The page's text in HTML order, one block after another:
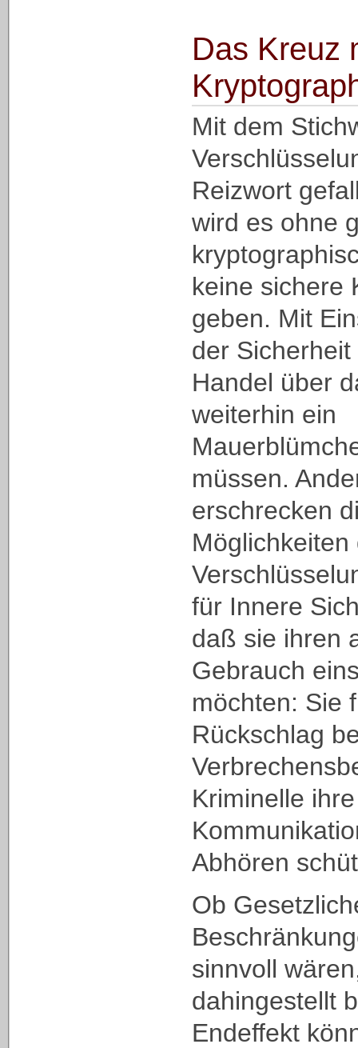
Das Kreuz
Mit dem
Reizwort
wird es ohne
keine sichere
geben. Mit
der
Handel über
weiterhin ein
müssen.
erschrecken
Möglichkeiten
für Innere
daß sie ihren
Gebrauch
möchten: Sie
Rückschlag
Kriminelle ihre
Abhören
Ob
sinnvoll
dahingestellt
Endeffekt